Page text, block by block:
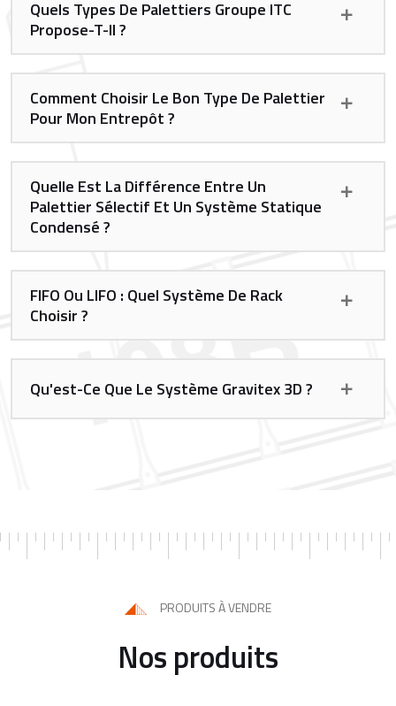
Quels Types De Palettiers Groupe ITC
Propose-T-Il ?
Comment Choisir Le Bon Type De Palettier
Pour Mon Entrepôt ?
Quelle Est La Différence Entre Un
Palettier Sélectif Et Un Système Statique
Condensé ?
FIFO Ou LIFO : Quel Système De Rack
Choisir ?
Qu'est-Ce Que Le Système Gravitex 3D ?
PRODUITS À VENDRE
Nos produits